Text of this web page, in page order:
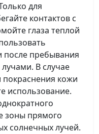
для
контактов с
глаза теплой
после пребывания
В случае
кожи
использование.
зоны прямого
солнечных лучей.